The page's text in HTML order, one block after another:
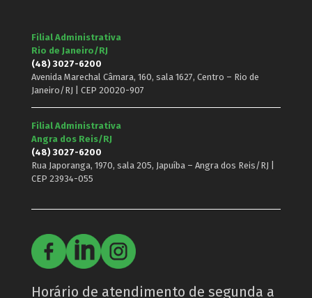
Filial Administrativa
Rio de Janeiro/RJ
(48) 3027-6200
Avenida Marechal Câmara, 160, sala 1627, Centro – Rio de
Janeiro/RJ | CEP 20020-907
Filial Administrativa
Angra dos Reis/RJ
(48) 3027-6200
Rua Japoranga, 1970, sala 205, Japuíba – Angra dos Reis/RJ |
CEP 23934-055
Horário de atendimento de segunda a